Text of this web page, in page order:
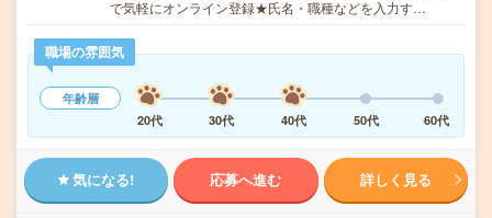
で気軽にオンライン登録★氏名・職種などを入力す…
職場の雰囲気
年齢層
20代
30代 40代 50代 60代
気になる! 応募へ進む 詳しく見る